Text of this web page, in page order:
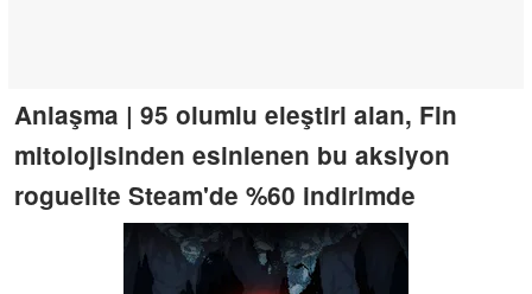
Anlaşma | 95 olumlu eleştiri alan, Fin
mitolojisinden esinlenen bu aksiyon
roguelite Steam'de %60 indirimde